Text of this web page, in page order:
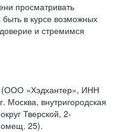
просматривать
в курсе возможных
и стремимся
«Хэдхантер», ИНН
Москва, внутригородская
Тверской, 2-
25).